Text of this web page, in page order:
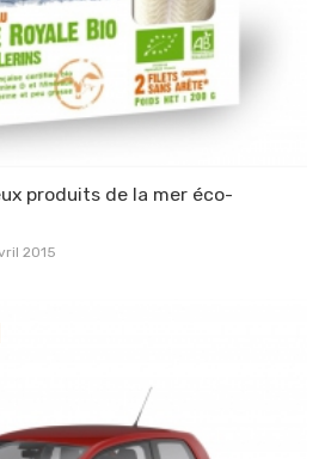
produits de la mer éco-
2015